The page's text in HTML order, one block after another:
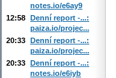
notes.io/e6ay9
12:58 Denní report -...:
paiza.io/projec...
20:33 Denní report -...:
paiza.io/projec...
20:33 Denní report -...:
notes.io/e6iyb